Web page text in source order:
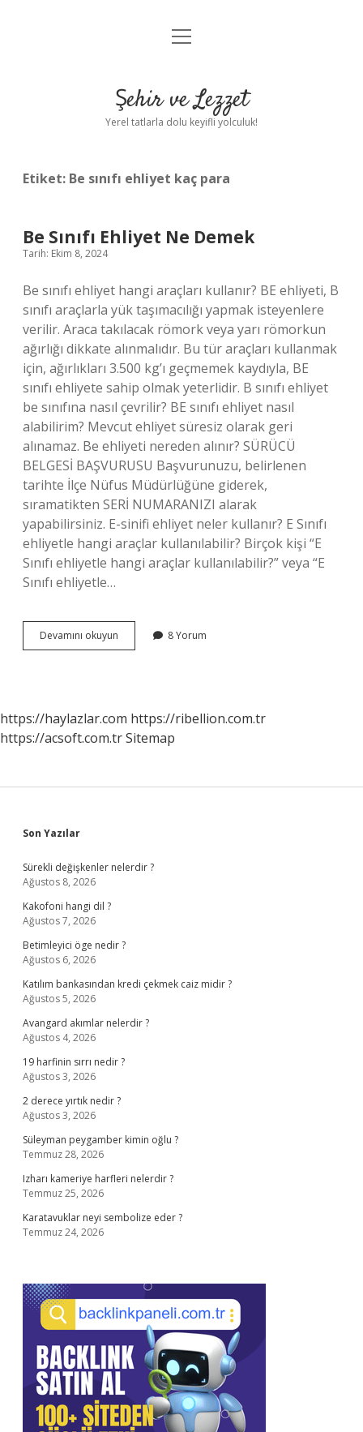
Anasayfa
Yasal Uyarı
menüyü
Şehir ve Lezzet
Yerel tatlarla dolu keyifli yolculuk!
Etiket: Be sınıfı ehliyet kaç para
Be Sınıfı Ehliyet Ne Demek
Tarih: Ekim 8, 2024
Be sınıfı ehliyet hangi araçları kullanır? BE ehliyeti, B
sınıfı araçlarla yük taşımacılığı yapmak isteyenlere
verilir. Araca takılacak römork veya yarı römorkun
ağırlığı dikkate alınmalıdır. Bu tür araçları kullanmak
için, ağırlıkları 3.500 kg’ı geçmemek kaydıyla, BE
sınıfı ehliyete sahip olmak yeterlidir. B sınıfı ehliyet
be sınıfına nasıl çevrilir? BE sınıfı ehliyet nasıl
alabilirim? Mevcut ehliyet süresiz olarak geri
alınamaz. Be ehliyeti nereden alınır? SÜRÜCÜ
BELGESİ BAŞVURUSU Başvurunuzu, belirlenen
tarihte İlçe Nüfus Müdürlüğüne giderek,
sıramatikten SERİ NUMARANIZI alarak
yapabilirsiniz. E-sinifi ehliyet neler kullanır? E Sınıfı
ehliyetle hangi araçlar kullanılabilir? Birçok kişi “E
Sınıfı ehliyetle hangi araçlar kullanılabilir?” veya “E
Sınıfı ehliyetle…
Devamını okuyun
Sınıfı
8 Yorum
https://haylazlar.com https://ribellion.com.tr
https://acsoft.com.trSitemap
Sidebar
Son Yazılar
Sürekli değişkenler nelerdir ?
Ağustos 8, 2026
Kakofoni hangi dil ?
Ağustos 7, 2026
Betimleyici öge nedir ?
Ağustos 6, 2026
Katılım bankasından kredi çekmek caiz midir ?
Ağustos 5, 2026
Avangard akımlar nelerdir ?
Ağustos 4, 2026
19 harfinin sırrı nedir ?
Ağustos 3, 2026
2 derece yırtık nedir ?
Ağustos 3, 2026
Süleyman peygamber kimin oğlu ?
Temmuz 28, 2026
Izharı kameriye harfleri nelerdir ?
Temmuz 25, 2026
Karatavuklar neyi sembolize eder ?
Temmuz 24, 2026